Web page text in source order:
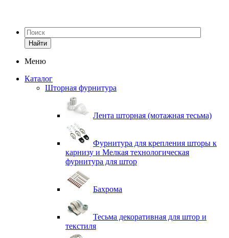
Найти
Меню
Каталог
Шторная фурнитура
Лента шторная (мотажная тесьма)
Фурнитура для крепления шторы к
карнизу и Мелкая технологическая
фурнитура для штор
Бахрома
Тесьма декоративная для штор и
текстиля